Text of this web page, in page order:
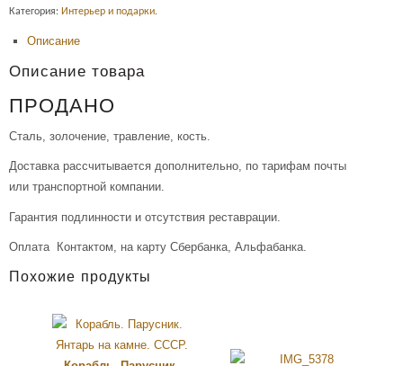
Категория: Интерьер и подарки.
Описание
Описание товара
ПРОДАНО
Сталь, золочение, травление, кость.
Доставка рассчитывается дополнительно, по тарифам почты
или транспортной компании.
Гарантия подлинности и отсутствия реставрации.
Оплата Контактом, на карту Сбербанка, Альфабанка.
Похожие продукты